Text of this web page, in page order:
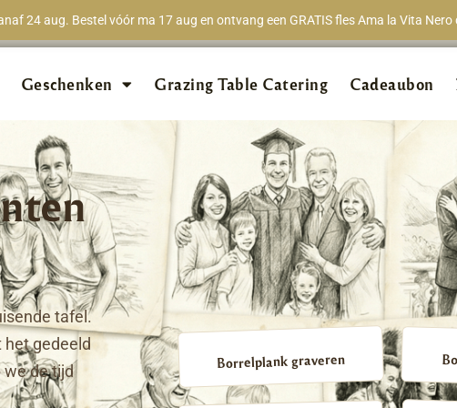
24 aug. Bestel vóór ma 17 aug en ontvang een GRATIS fles Ama la Vita Nero
★★★★★98% van onze
Geschenken Grazing Table Catering Cadeaubon
tafel.
gedeeld
we de tijd
Borrelplank graveren